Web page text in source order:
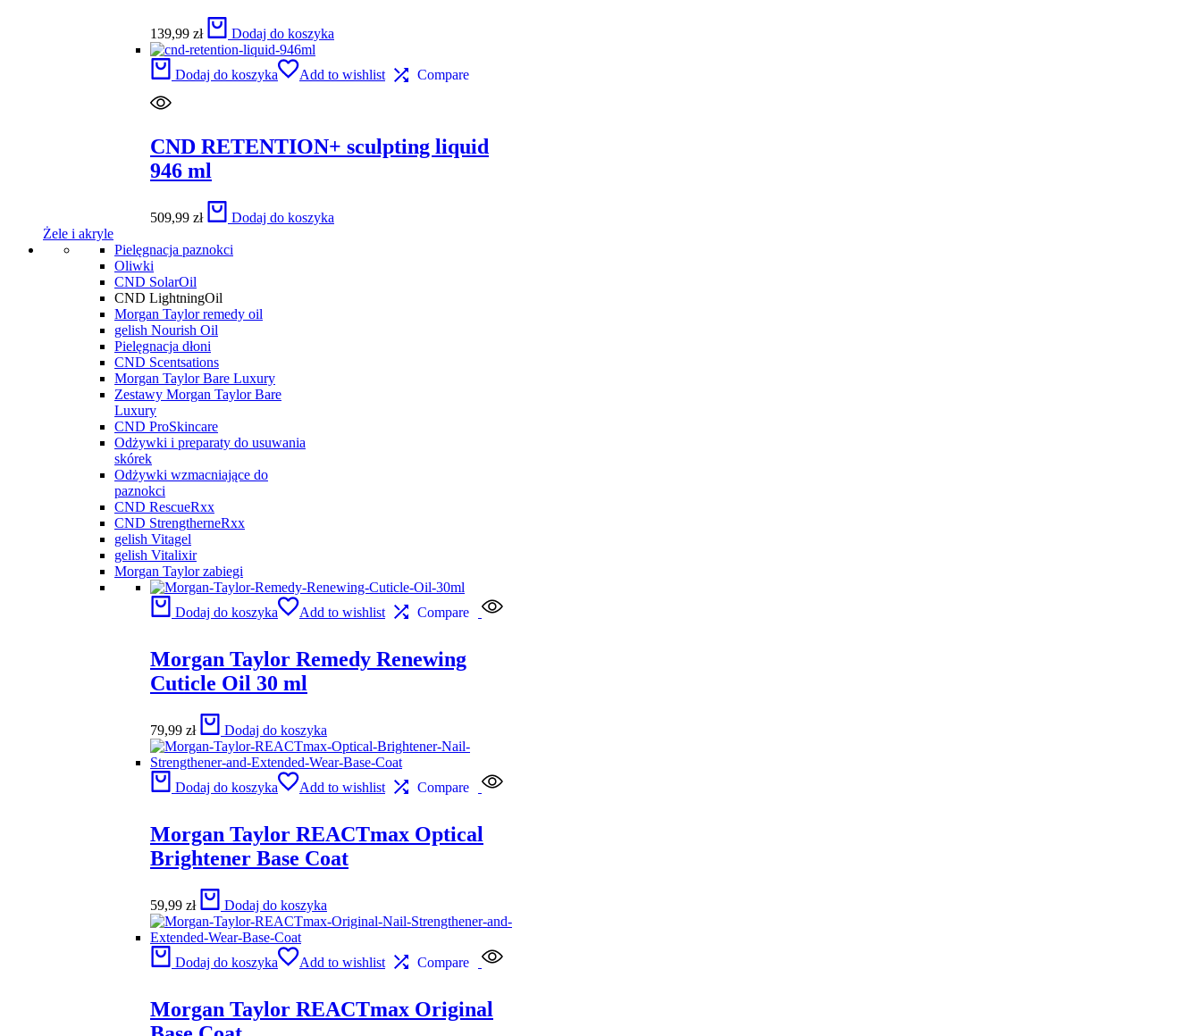
139,99 zł Dodaj do koszyka
Dodaj do koszyka Add to wishlist Compare
CND RETENTION+ sculpting liquid
946 ml
509,99 zł
Dodaj do koszyka
Żele i akryle
Pielęgnacja paznokci
Oliwki
CND SolarOil
CND LightningOil
Morgan Taylor remedy oil
gelish Nourish Oil
Pielęgnacja dłoni
CND Scentsations
Morgan Taylor Bare Luxury
Zestawy Morgan Taylor Bare
Luxury
CND ProSkincare
Odżywki i preparaty do usuwania
skórek
Odżywki wzmacniające do
paznokci
CND RescueRxx
CND StrengtherneRxx
gelish Vitagel
gelish Vitalixir
Morgan Taylor zabiegi
Dodaj do koszyka Add to wishlist Compare
Morgan Taylor Remedy Renewing
Cuticle Oil 30 ml
79,99 zł Dodaj do koszyka
Dodaj do koszyka Add to wishlist Compare
Morgan Taylor REACTmax Optical
Brightener Base Coat
59,99 zł Dodaj do koszyka
Dodaj do koszyka Add to wishlist Compare
Morgan Taylor REACTmax Original